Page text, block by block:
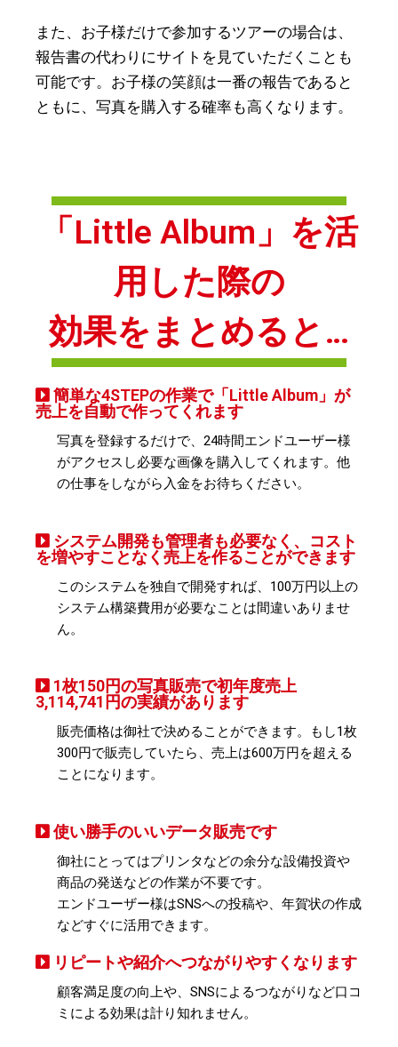
また、お子様だけで参加するツアーの場合は、
報告書の代わりにサイトを見ていただくことも
可能です。お子様の笑顔は一番の報告であると
ともに、写真を購入する確率も高くなります。
「Little Album」を活
用した際の
効果をまとめると…
簡単な4STEPの作業で「Little Album」が
売上を自動で作ってくれます
写真を登録するだけで、24時間エンドユーザー様
がアクセスし必要な画像を購入してくれます。他
の仕事をしながら入金をお待ちください​。
システム開発も管理者も必要なく、コスト
を増やすことなく売上を作ることができます
このシステムを独自で開発すれば、100万円以上の
システム構築費用が必要なことは間違いありませ
ん。
1枚150円の写真販売で初年度売上
3,114,741円の実績があります
販売価格は御社で決めることができます。もし1枚
300円で販売していたら、売上は600万円を超える
ことになります​。
使い勝手のいいデータ販売です
御社にとってはプリンタなどの余分な設備投資や
商品の発送などの作業が不要です。
エンドユーザー様はSNSへの投稿や、年賀状の作成
などすぐに活用できます。
リピートや紹介へつながりやすくなります
顧客満足度の向上や、SNSによるつながりなど口コ
ミによる効果は計り知れません。